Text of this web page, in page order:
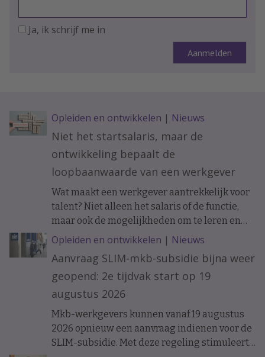
Ja, ik schrijf me in
Opleiden en ontwikkelen | Nieuws
Niet het startsalaris, maar de
ontwikkeling bepaalt de
loopbaanwaarde van een werkgever
Wat maakt een werkgever aantrekkelijk voor
talent? Niet alleen het salaris of de functie,
maar ook de mogelijkheden om te leren en
ervaring op te doen. Onderzoek naar de
loopbanen van werknemers laat zien dat de
ontwikkelkansen binnen een organisatie op
langere termijn verschil kunnen maken.
Opleiden en ontwikkelen | Nieuws
Aanvraag SLIM-mkb-subsidie bijna weer
geopend: 2e tijdvak start op 19
augustus 2026
Mkb-werkgevers kunnen vanaf 19 augustus
2026 opnieuw een aanvraag indienen voor de
SLIM-subsidie. Met deze regeling stimuleert